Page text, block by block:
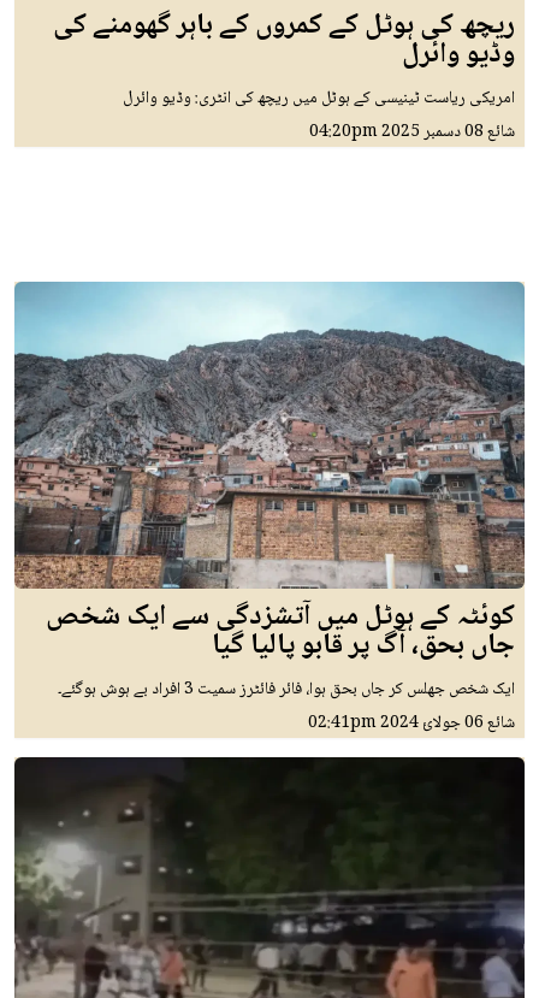
ریچھ کی ہوٹل کے کمروں کے باہر گھومنے کی
وڈیو وائرل
امریکی ریاست ٹینیسی کے ہوٹل میں ریچھ کی انٹری: وڈیو وائرل
شائع08 دسمبر 2025 04:20pm
کوئٹہ کے ہوٹل میں آتشزدگی سے ایک شخص
جاں بحق، آگ پر قابو پالیا گیا
ایک شخص جھلس کر جاں بحق ہوا، فائر فائٹرز سمیت 3 افراد بے ہوش ہوگئے۔
شائع06 جولائ 2024 02:41pm